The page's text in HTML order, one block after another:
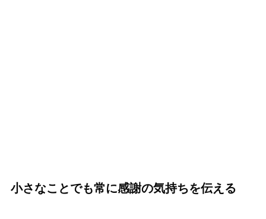
小さなことでも常に感謝の気持ちを伝える